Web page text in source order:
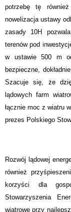
potrzebę tę
nowelizacja ustawy
zasady 10H
terenów pod
w ustawie 500 m
bezpieczne,
Szacuje się, że
lądowych farm
łącznie moc z wiatru
prezes Polskiego
Rozwój lądowej
również
korzyści dla
Stowarzyszenia
wiatrowe przy